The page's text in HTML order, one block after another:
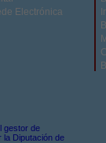
Electrónica
gestor de
la Diputación de